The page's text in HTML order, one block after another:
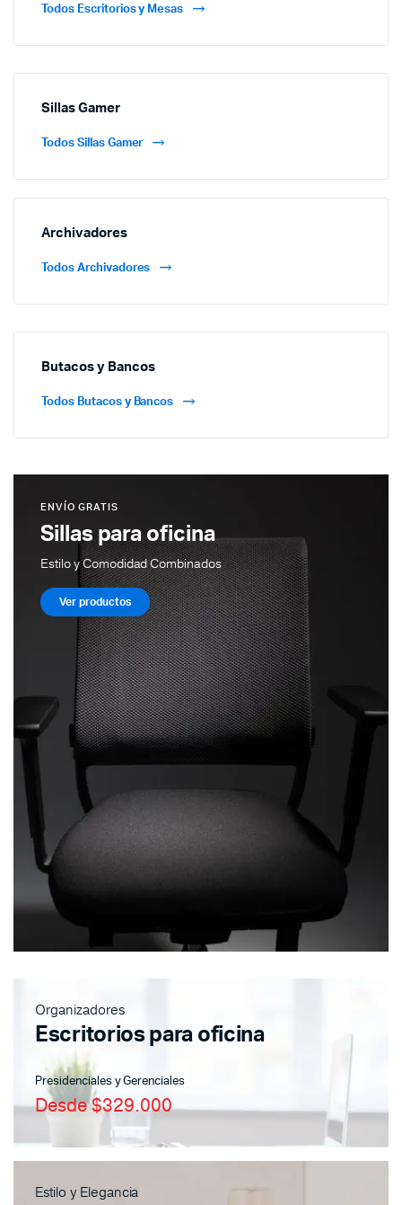
Todos Escritorios y Mesas
Sillas Gamer
Todos Sillas Gamer
Archivadores
Todos Archivadores
Butacos y Bancos
Todos Butacos y Bancos
ENVÍO GRATIS
Sillas para oficina
Estilo y Comodidad Combinados
Ver productos
Organizadores
Escritorios para oficina
Presidenciales y Gerenciales
Desde $329.000
Estilo y Elegancia